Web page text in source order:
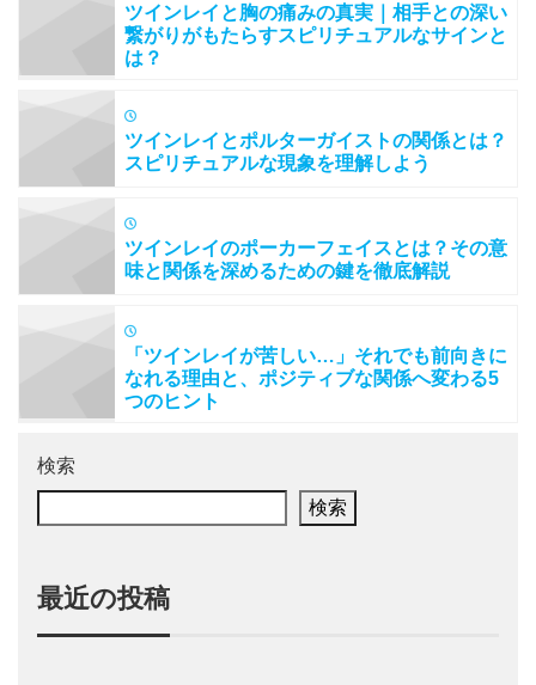
ツインレイと胸の痛みの真実｜相手との深い
繋がりがもたらすスピリチュアルなサインと
は？
ツインレイとポルターガイストの関係とは？
スピリチュアルな現象を理解しよう
ツインレイのポーカーフェイスとは？その意
味と関係を深めるための鍵を徹底解説
「ツインレイが苦しい…」それでも前向きに
なれる理由と、ポジティブな関係へ変わる5
つのヒント
検索
検索
最近の投稿